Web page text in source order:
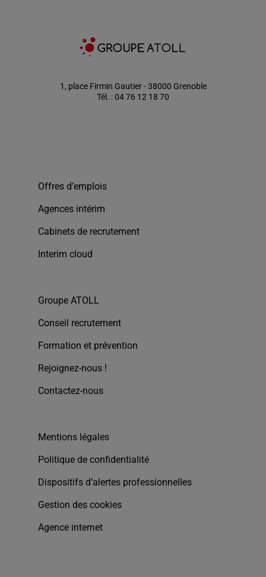
1, place Firmin Gautier - 38000 Grenoble
Tél. : 04 76 12 18 70
Offres d’emplois
Agences intérim
Cabinets de recrutement
Interim cloud
Groupe ATOLL
Conseil recrutement
Formation et prévention
Rejoignez-nous !
Contactez-nous
Mentions légales
Politique de confidentialité
Dispositifs d’alertes professionnelles
Gestion des cookies
Agence internet